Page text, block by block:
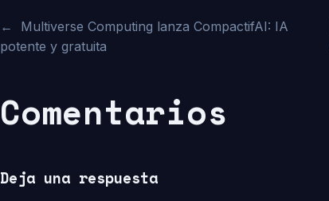
←
Multiverse Computing lanza CompactifAI: IA
potente y gratuita
Comentarios
Deja una respuesta